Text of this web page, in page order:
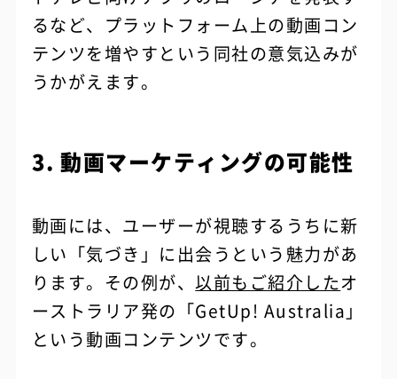
るなど、プラットフォーム上の動画コン
テンツを増やすという同社の意気込みが
うかがえます。
3. 動画マーケティングの可能性
動画には、ユーザーが視聴するうちに新
しい「気づき」に出会うという魅力があ
ります。その例が、 以前もご紹介したオ
ーストラリア発の「GetUp! Australia」
という動画コンテンツです。